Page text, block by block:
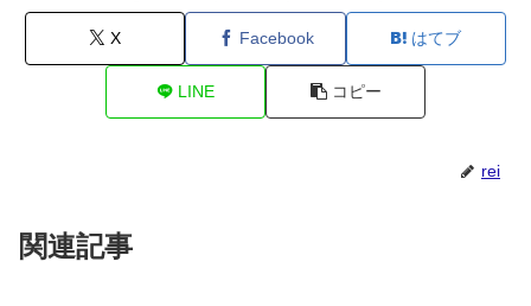
X Facebook はてブ
LINE コピー
rei
関連記事